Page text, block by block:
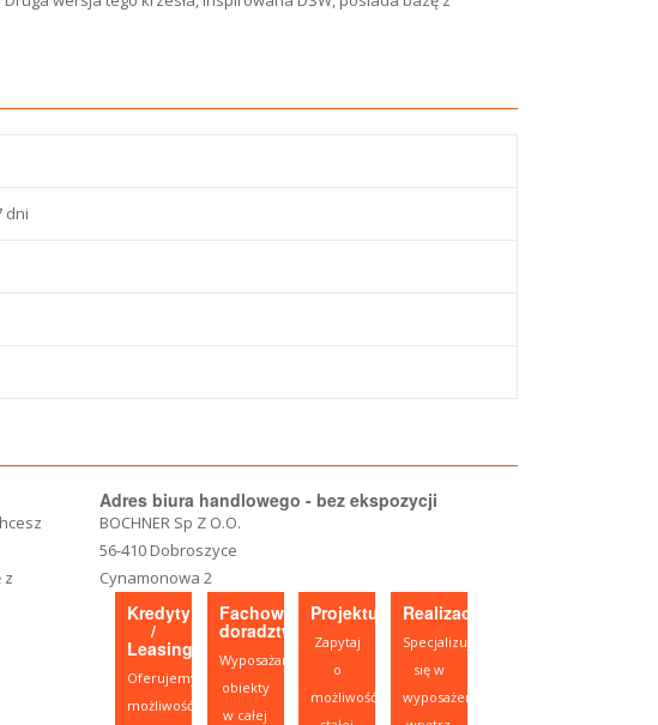
dni
z
Adres biura handlowego - bez ekspozycji
BOCHNER Sp Z O.O.
56-410 Dobroszyce
Cynamonowa 2
Kredyty
/
Leasing
Oferujemy
możliwość
Fachowe
doradztwo
Wyposażamy
obiekty
w całej
Projektujesz?
Zapytaj
o
możliwość
Realizacje
Specjalizujemy
się w
wyposażeniu